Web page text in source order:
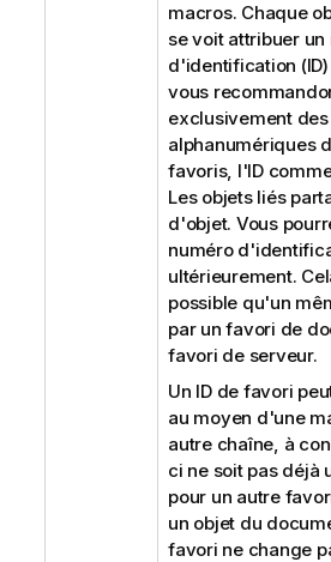
macros. Chaque
se voit attribuer un
d'identification
vous
exclusivement
alphanumériques
favoris, l'ID
Les objets liés
d'objet. Vous
numéro
ultérieurement.
possible qu'un
par un favori de
favori de serveur.
Un ID de favori
au moyen d'une
autre chaîne, à
ci ne soit pas déjà
pour un autre
un objet du
favori ne change